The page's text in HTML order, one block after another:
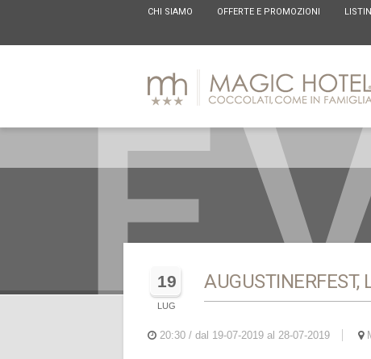
CHI SIAMO OFFERTE E PROMOZIONI
19
LUG
AUGUSTINERFEST,
20:30 / dal 19-07-2019 al 28-07-2019